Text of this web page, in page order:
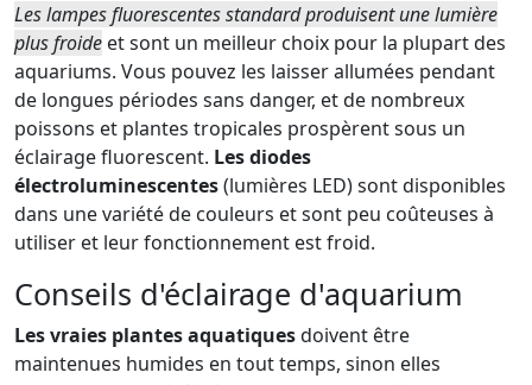
Les lampes fluorescentes standard produisent une lumière
plus froide et sont un meilleur choix pour la plupart des
aquariums. Vous pouvez les laisser allumées pendant
de longues périodes sans danger, et de nombreux
poissons et plantes tropicales prospèrent sous un
éclairage fluorescent. Les diodes
électroluminescentes(lumières LED) sont disponibles
dans une variété de couleurs et sont peu coûteuses à
utiliser et leur fonctionnement est froid.
Conseils d'éclairage d'aquarium
Les vraies plantes aquatiquesdoivent être
maintenues humides en tout temps, sinon elles